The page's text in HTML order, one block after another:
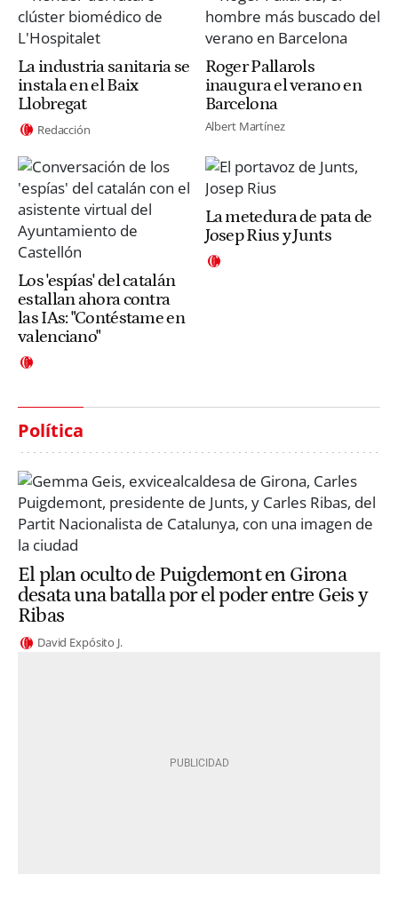
La industria sanitaria se
instala en el Baix
Llobregat
Redacción
Roger Pallarols
inaugura el verano en
Barcelona
Albert Martínez
Los 'espías' del catalán
estallan ahora contra
las IAs: "Contéstame en
valenciano"
La metedura de pata de
Josep Rius y Junts
Política
El plan oculto de Puigdemont en Girona
desata una batalla por el poder entre Geis y
Ribas
David Expósito J.